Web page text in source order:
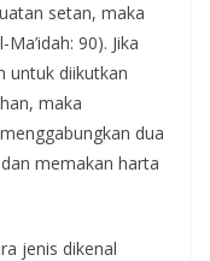
setan, maka
90). Jika
untuk diikutkan
maka
dua
memakan harta
jenis dikenal